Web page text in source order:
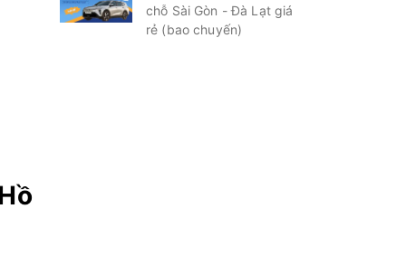
chỗ Sài Gòn - Đà Lạt giá
rẻ (bao chuyến)